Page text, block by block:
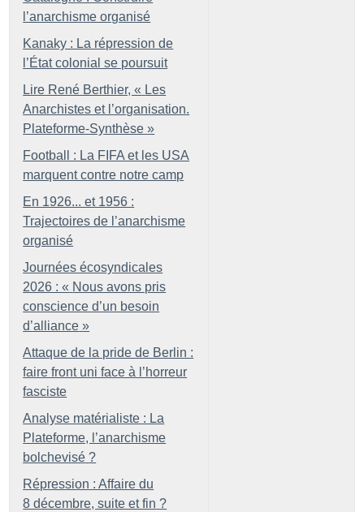
l’anarchisme organisé
Kanaky : La répression de
l’État colonial se poursuit
Lire René Berthier, « Les
Anarchistes et l’organisation.
Plateforme-Synthèse »
Football : La FIFA et les USA
marquent contre notre camp
En 1926... et 1956 :
Trajectoires de l’anarchisme
organisé
Journées écosyndicales
2026 : « Nous avons pris
conscience d’un besoin
d’alliance »
Attaque de la pride de Berlin :
faire front uni face à l’horreur
fasciste
Analyse matérialiste : La
Plateforme, l’anarchisme
bolchevisé ?
Répression : Affaire du
8 décembre, suite et fin ?